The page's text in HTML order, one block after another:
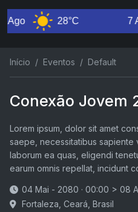
28°C 7
Início Eventos Default
Conexão Jovem
Lorem ipsum, dolor sit amet
saepe, necessitatibus sapiente
laborum ea quas, eligendi
earum omnis repellat, incidunt
04 Mai - 2080 · 00:00 > 08
Fortaleza, Ceará, Brasil